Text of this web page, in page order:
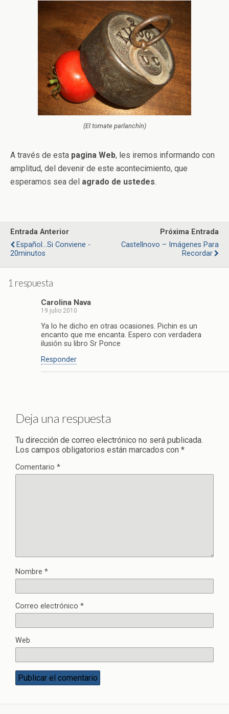
(El tomate parlanchín)
A través de esta pagina Web, les iremos informando con
amplitud, del devenir de este acontecimiento, que
esperamos sea del agrado de ustedes.
Entrada Anterior
Español…si Conviene -
20minutos
Próxima Entrada
Castellnovo – Imágenes Para
Recordar
1 respuesta
Carolina Nava
19 julio 2010
Ya lo he dicho en otras ocasiones. Pichin es un
encanto que me encanta. Espero con verdadera
ilusión su libro Sr Ponce
Responder
Deja una respuesta
Tu dirección de correo electrónico no será publicada.
Los campos obligatorios están marcados con *
Comentario *
Nombre *
Correo electrónico *
Web